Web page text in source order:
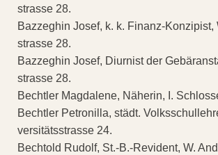
strasse 28.
Bazzeghin Josef, k. k. Finanz-Konzipist,
strasse 28.
Bazzeghin Josef, Diurnist der
strasse 28.
Bechtler Magdalene, Näherin, I.
Bechtler Petronilla, städt.
versitätsstrasse 24.
Bechtold Rudolf, St.-B.-Revident, W.